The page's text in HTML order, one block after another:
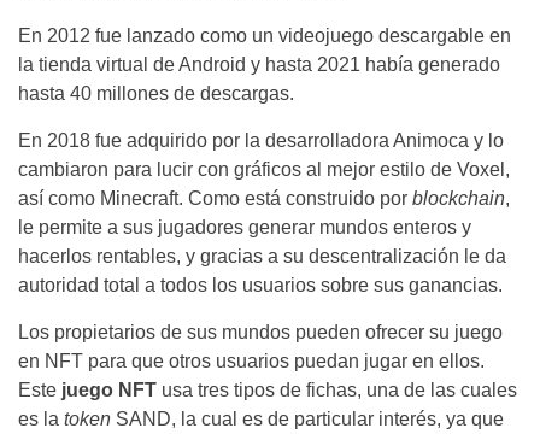
En 2012 fue lanzado como un videojuego descargable en
la tienda virtual de Android y hasta 2021 había generado
hasta 40 millones de descargas.
En 2018 fue adquirido por la desarrolladora Animoca y lo
cambiaron para lucir con gráficos al mejor estilo de Voxel,
así como Minecraft. Como está construido por blockchain,
le permite a sus jugadores generar mundos enteros y
hacerlos rentables, y gracias a su descentralización le da
autoridad total a todos los usuarios sobre sus ganancias.
Los propietarios de sus mundos pueden ofrecer su juego
en NFT para que otros usuarios puedan jugar en ellos.
Este juego NFT usa tres tipos de fichas, una de las cuales
es la token SAND, la cual es de particular interés, ya que